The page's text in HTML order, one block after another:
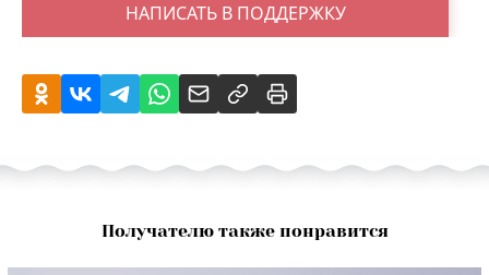
НАПИСАТЬ В ПОДДЕРЖКУ
Получателю также понравится